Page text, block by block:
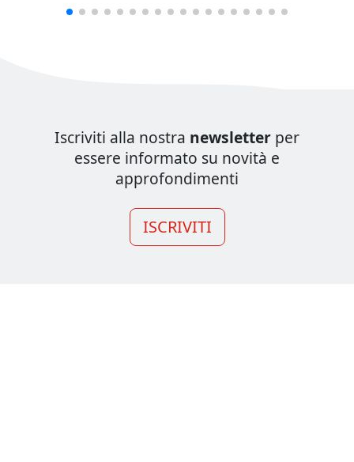
Iscriviti alla nostra newsletter per
essere informato su novità e
approfondimenti
ISCRIVITI